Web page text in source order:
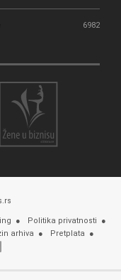
6982
Politika privatnosti
arhiva Pretplata